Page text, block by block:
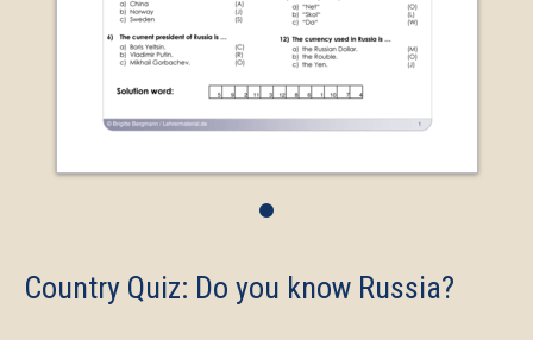
•
Country Quiz: Do you know Russia?